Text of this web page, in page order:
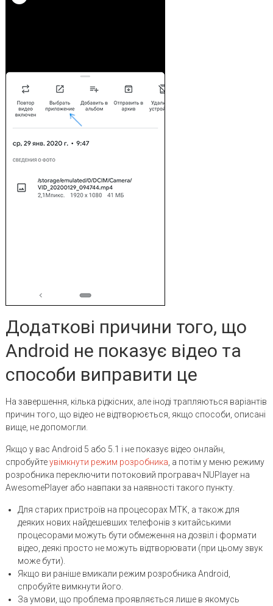
Додаткові причини того, що
Android не показує відео та
способи виправити це
На завершення, кілька рідкісних, але іноді трапляються варіантів
причин того, що відео не відтворюється, якщо способи, описані
вище, не допомогли.
Якщо у вас Android 5 або 5.1 і не показує відео онлайн,
спробуйтеувімкнути режим розробника , а потім у меню режиму
розробника переключити потоковий програвач NUPlayer на
AwesomePlayer або навпаки за наявності такого пункту.
Для старих пристроїв на процесорах MTK, а також для
деяких нових найдешевших телефонів з китайськими
процесорами можуть бути обмеження на дозвіл і формати
відео, деякі просто не можуть відтворювати (при цьому звук
може бути).
Якщо ви раніше вмикали режим розробника Android,
спробуйте вимкнути його.
За умови, що проблема проявляється лише в якомусь